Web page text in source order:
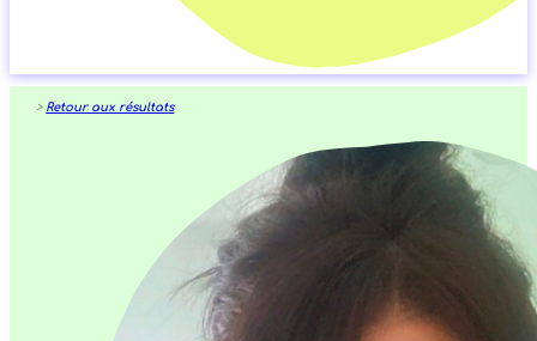
> Retour aux résultats